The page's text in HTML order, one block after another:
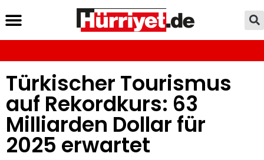
Türkischer Tourismus
auf Rekordkurs: 63
Milliarden Dollar für
2025 erwartet